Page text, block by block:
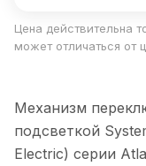
Цена действительна
может отличаться от
Механизм
подсветкой
Electric) серии